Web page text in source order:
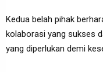
Kedua belah pihak
kolaborasi yang sukses
yang diperlukan demi